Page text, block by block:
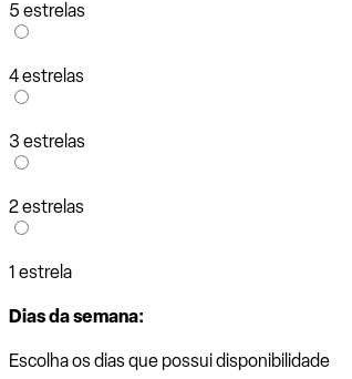
5 estrelas
4 estrelas
3 estrelas
2 estrelas
1 estrela
Dias da semana:
Escolha os dias que possui disponibilidade